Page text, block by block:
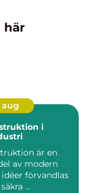
här
aug
i
är en
av modern
förvandlas
...